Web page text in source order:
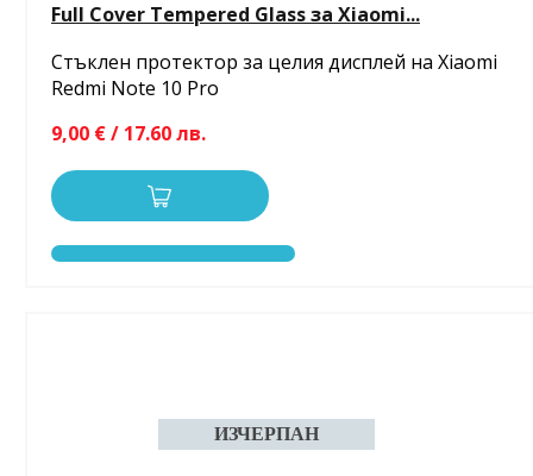
Full Cover Tempered Glass за Xiaomi...
Стъклен протектор за целия дисплей на Xiaomi
Redmi Note 10 Pro
9,00 € / 17.60 лв.